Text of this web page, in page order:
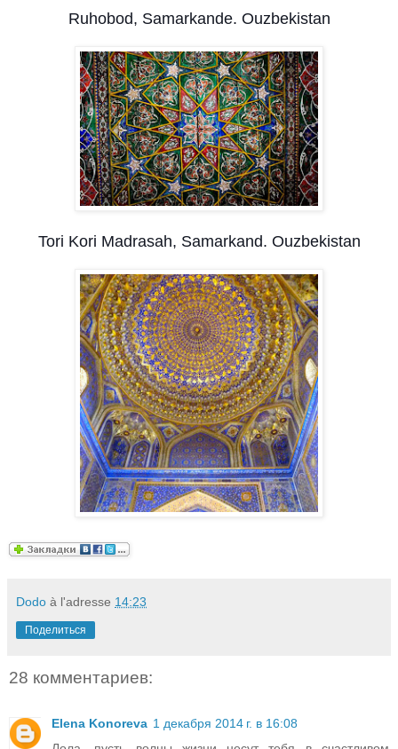
Ruhobod, Samarkande. Ouzbekistan
Tori Kori Madrasah, Samarkand. Ouzbekistan
Dodo à l'adresse 14:23
Поделиться
28 комментариев:
Elena Konoreva 1 декабря 2014 г. в 16:08